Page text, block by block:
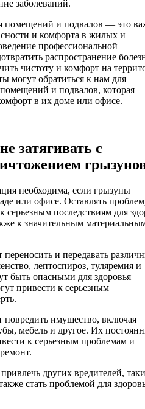
заболеваний.
помещений и подвалов — это
и комфорта в жилых и
профессиональной
распространение
чистоту и комфорт на
могут обратиться к нам для
и подвалов, которая
в их доме или офисе.
затягивать с
необходима, если грызуны
или офисе. Оставлять
последствиям для
к значительным
и передавать
лептоспироз, туляремия и
быть опасными для здоровья
привести к серьезным
повредить имущество, включая
мебель и другое. Их
к серьезным проблемам и
других вредителей,
стать проблемой для